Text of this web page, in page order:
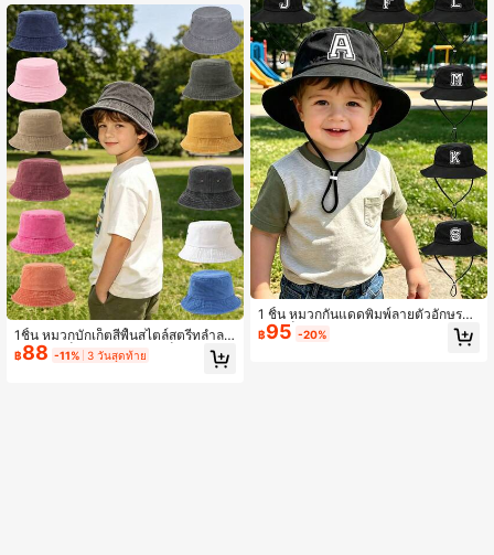
าะสำหรับการเดินทาง, วันหยุดพักผ่อนที่
ชายหาด... หมวกบักเก็ตสีพื้นแห้งเร็ว, เ
หมาะสำหรับกิจกรรมกลางแจ้ง, สวนสา
ธารณะ, ชายหาด, ว่ายน้ำ, ป้องกันแสง
แดดได้ดีเยี่ยมในฤดูร้อน
1ชิ้น หมวกบักเก็ตสีพื้นสไตล์สตรีทลำลอ
งสำหรับเด็ก เหมาะสำหรับเด็กชายและเ
ด็กหญิง จำเป็นสำหรับชายหาดฤดูใบไม้
฿88 -11% 3 วันสุดท้าย
1 ชิ้น หมวกกันแดดพิมพ์ลายตัวอักษรสำ
หรับเด็ก, ดีไซน์ลำลองพร้อมสายรัดกันล
มปรับได้, เหมาะสำหรับกิจกรรมกลางแ
฿95 -20%